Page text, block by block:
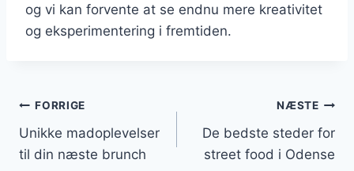
og vi kan forvente at se endnu mere kreativitet
og eksperimentering i fremtiden.
Indlægsnavigation
FORRIGE
Unikke madoplevelser
til din næste brunch
NÆSTE
De bedste steder for
street food i Odense